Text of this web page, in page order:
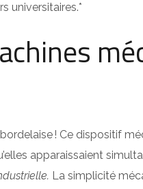
universitaires.*
! Ce dispositif
apparaissaient
La simplicité